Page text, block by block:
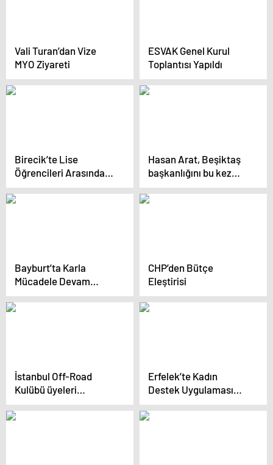
Vali Turan’dan Vize
MYO Ziyareti
ESVAK Genel Kurul
Toplantısı Yapıldı
Birecik’te Lise
Öğrencileri Arasında
Silahlı Kavga: 2 Yaralı
Hasan Arat, Beşiktaş
başkanlığını bu kez
resmen bıraktı
Bayburt’ta Karla
Mücadele Devam
Ediyor
CHP’den Bütçe
Eleştirisi
İstanbul Off-Road
Kulübü üyeleri
Dumlupınar Şehitliği’ni
ziyaret etti
Erfelek’te Kadın
Destek Uygulaması
(KADES)
Bilgilendirmesi